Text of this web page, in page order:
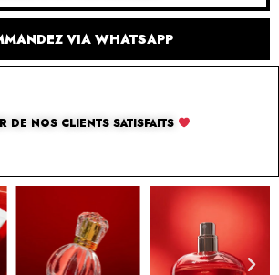
VIA WHATSAPP
DE NOS CLIENTS SATISFAITS